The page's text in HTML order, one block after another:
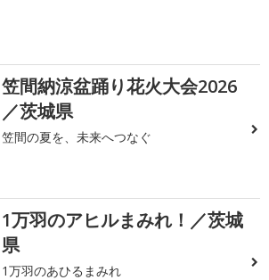
笠間納涼盆踊り花火大会2026
／茨城県
笠間の夏を、未来へつなぐ
1万羽のアヒルまみれ！／茨城
県
1万羽のあひるまみれ